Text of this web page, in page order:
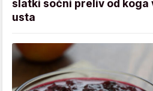
slatki sočni preliv od koga
usta